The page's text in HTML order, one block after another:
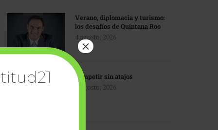
Verano, diplomacia y turismo:
los desafíos de Quintana Roo
4 agosto, 2026
Competir sin atajos
4 agosto, 2026
×